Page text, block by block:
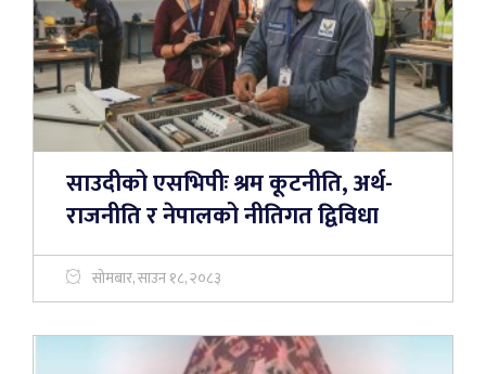
साउदीको एसभिपीः श्रम कूटनीति, अर्थ-
राजनीति र नेपालको नीतिगत द्विविधा
सोमबार, साउन १८, २०८३